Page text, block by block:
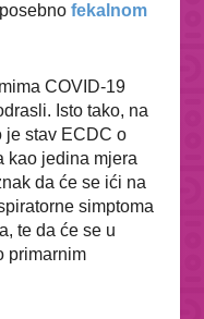
fekalnom
COVID-19
Isto tako, na
je stav ECDC o
kao jedina mjera
da će se ići na
simptoma
te da će se u
primarnim